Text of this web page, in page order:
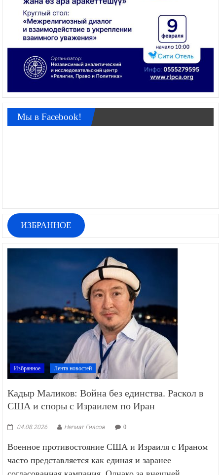
Мы в Facebook!
ИЗБРАННОЕ
Избранное Лента новостей
Кадыр Маликов: Война без единства. Раскол в
США и споры с Израилем по Иран
04.08.2026 Негмат Гиясов 0
Военное противостояние США и Израиля с Ираном
часто представляется как единая и заранее